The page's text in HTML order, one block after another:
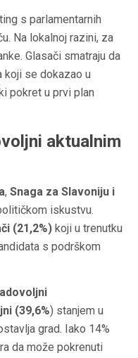
s parlamentarnih
Na lokalnoj razini, za
Glasači smatraju da
koji se dokazao u
pokret u prvi plan
aktualnim
, Snaga za Slavoniju i
iskustvu.
(21,2%) koji u trenutku
s podrškom
(39,6%) stanjem u
grad. Iako 14%
da može pokrenuti